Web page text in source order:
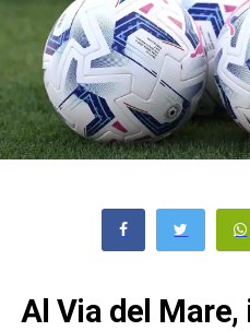
Al Via del